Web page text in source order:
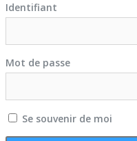
Identifiant
Mot de passe
Se souvenir de moi